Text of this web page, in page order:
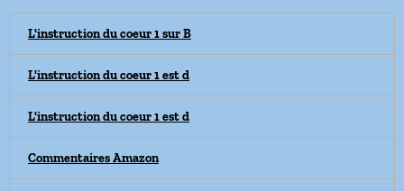
L'instruction du coeur 1 sur B
L'instruction du coeur 1 est d
L'instruction du coeur 1 est d
Commentaires Amazon